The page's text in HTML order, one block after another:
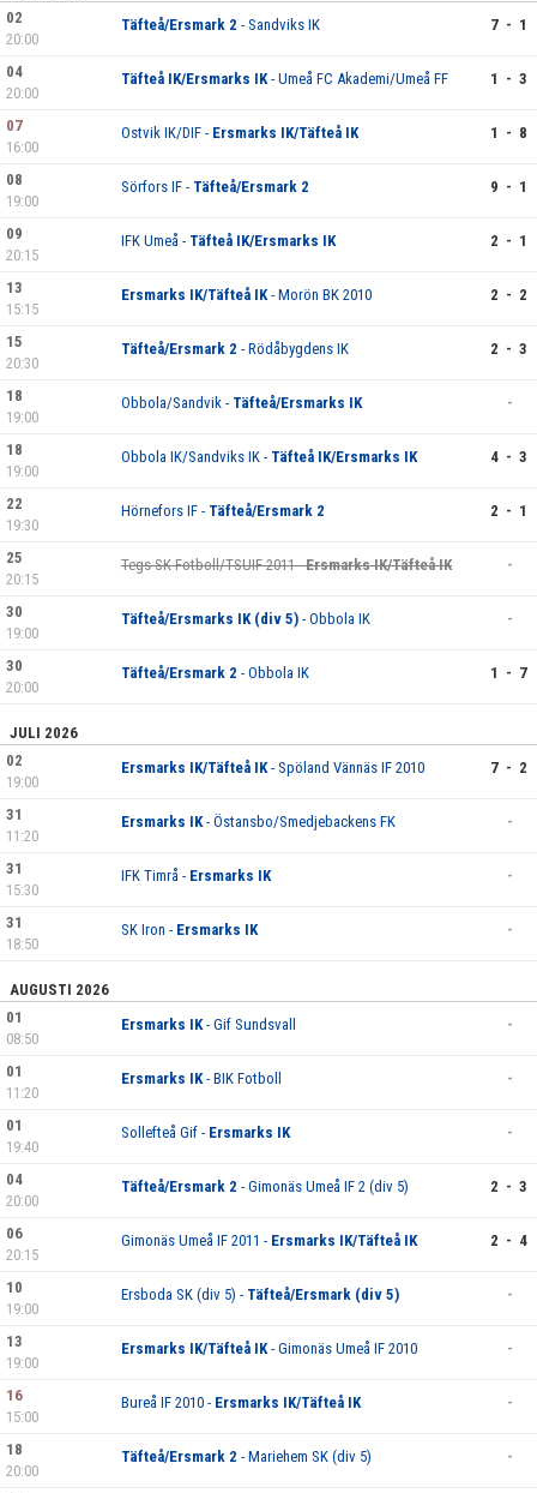
02
20:00
Täfteå/Ersmark 2 - Sandviks IK 7 - 1
04
20:00
Täfteå IK/Ersmarks IK- Umeå FC Akademi/Umeå FF 1 - 3
07
16:00
Ostvik IK/DIF - Ersmarks IK/Täfteå IK 1 - 8
08
19:00
Sörfors IF - Täfteå/Ersmark 2 9 - 1
09
20:15
IFK Umeå - Täfteå IK/Ersmarks IK 2 - 1
13
15:15
Ersmarks IK/Täfteå IK- Morön BK 2010 2 - 2
15
20:30
Täfteå/Ersmark 2 - Rödåbygdens IK 2 - 3
18
19:00
Obbola/Sandvik - Täfteå/Ersmarks IK -
18
19:00
Obbola IK/Sandviks IK - Täfteå IK/Ersmarks IK 4 - 3
22
19:30
Hörnefors IF - Täfteå/Ersmark 2 2 - 1
25
20:15
Tegs SK Fotboll/TSUIF 2011 -Ersmarks IK/Täfteå IK -
30
19:00
Täfteå/Ersmarks IK (div 5) - Obbola IK -
30
20:00
Täfteå/Ersmark 2 - Obbola IK 1 - 7
JULI 2026
02
19:00
Ersmarks IK/Täfteå IK- Spöland Vännäs IF 2010 7 - 2
31
11:20
Ersmarks IK- Östansbo/Smedjebackens FK -
31
15:30
IFK Timrå - Ersmarks IK -
31
18:50
SK Iron - Ersmarks IK -
AUGUSTI 2026
01
08:50
Ersmarks IK- Gif Sundsvall -
01
11:20
Ersmarks IK- BIK Fotboll -
01
19:40
Sollefteå Gif - Ersmarks IK -
04
20:00
Täfteå/Ersmark 2 - Gimonäs Umeå IF 2 (div 5) 2 - 3
06
20:15
Gimonäs Umeå IF 2011 - Ersmarks IK/Täfteå IK 2 - 4
10
19:00
Ersboda SK (div 5) - Täfteå/Ersmark (div 5) -
13
19:00
Ersmarks IK/Täfteå IK- Gimonäs Umeå IF 2010 -
16
15:00
Bureå IF 2010 - Ersmarks IK/Täfteå IK -
18
20:00
Täfteå/Ersmark 2 - Mariehem SK (div 5) -